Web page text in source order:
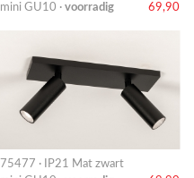
mini GU10 · voorradig 69,90
75477 · IP21 Mat zwart